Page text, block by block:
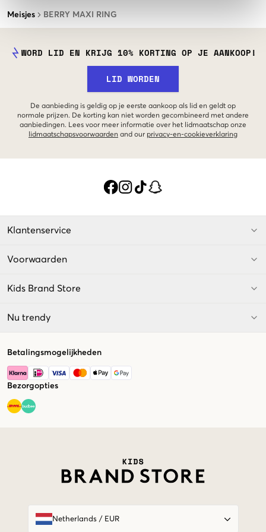
Meisjes BERRY MAXI RING
WORD LID EN KRIJG 10% KORTING OP JE AANKOOP!
LID WORDEN
De aanbieding is geldig op je eerste aankoop als lid en geldt op
normale prijzen. De korting kan niet worden gecombineerd met andere
aanbiedingen. Lees voor meer informatie over het lidmaatschap onze
lidmaatschapsvoorwaarden and our privacy-en-cookieverklaring
Klantenservice
Voorwaarden
Kids Brand Store
Nu trendy
Betalingsmogelijkheden
Bezorgopties
Netherlands/ EUR